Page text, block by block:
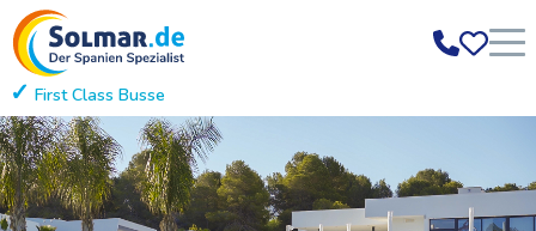
First Class Busse